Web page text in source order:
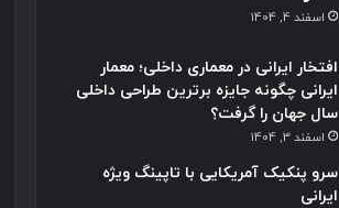
اسفند 4, 1404
افتخار ایرانی در معماری داخلی؛ معمار
ایرانی چگونه جایزه برترین طراحی داخلی
سال جهان را گرفت؟
اسفند 3, 1404
سرو پنکیک آمریکایی با تاپینگ ویژه
ایرانی